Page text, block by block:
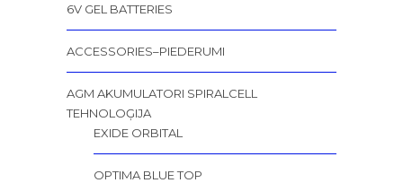
6V GEL BATTERIES
ACCESSORIES–PIEDERUMI
AGM AKUMULATORI SPIRALCELL
TEHNOLOĢIJA
EXIDE ORBITAL
OPTIMA BLUE TOP